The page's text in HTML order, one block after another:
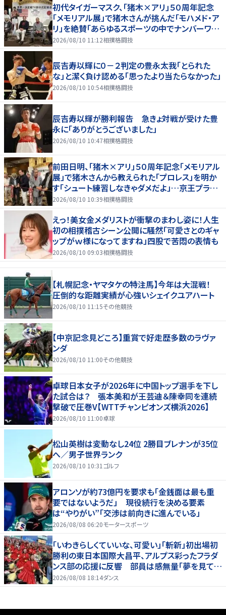
初代タイガーマスク、「猪木×アリ」５０周年記念
「メモリアル展」で猪木さんが挑んだ「モハメド・ア
リ」を絶賛「あらゆるスポーツの中でナンバーワン
の存在」
2026/08/10 11:12相撲格闘技
辰吉寿以輝に０－２判定の豊永太我「とられた
な」と潔く負け認める「思ったより当たらなかった」
2026/08/10 10:54相撲格闘技
辰吉寿以輝が勝利報告 急きょ対戦が受けた豊
永に「ありがとうございました」
2026/08/10 10:47相撲格闘技
前田日明、「猪木×アリ」５０周年記念「メモリアル
展」で猪木さんから教えられた「プロレス」を明か
す「シュート練習しなきゃダメだよ」…京王プラザ
ホテルで３１日まで
2026/08/10 10:39相撲格闘技
えっ！美女金メダリストが衝撃のまわし姿に！人生
初の相撲稽古シーン公開に騒然「可愛さとのギャ
ップがｗ様になってますね」四股で苦悶の表情も
2026/08/10 09:03相撲格闘技
【札幌記念・ヤマタケの特注馬】今年は大混戦！
圧倒的な距離実績が心強いシェイクユアハート
2026/08/10 11:15その他競技
【中京記念見どころ】重賞で好走歴多数のラヴァ
ンダ
2026/08/10 11:00その他競技
卓球日本女子が2026年に中国トップ選手を下し
た試合は？ 張本美和が王芸迪＆陳幸同を連続
撃破で圧巻V【WTTチャンピオンズ横浜2026】
2026/08/10 11:00卓球
松山英樹は変動なし24位 2勝目ブレナンが35位
へ／男子世界ランク
2026/08/10 10:31 ゴルフ
アロンソが約73億円を要求も「金銭面は最も重
要ではないようだ」 現役続行を決める要素
は“やりがい”「交渉は前向きに進んでいる」
2026/08/08 06:20モータースポーツ
「いわきらしくていいな、可愛い」「斬新」初出場初
勝利の東日本国際大昌平、アルプス彩ったフラダ
ンス部の応援に反響 部員は感無量「夢を見てい
るよう」
2026/08/08 18:14ダンス